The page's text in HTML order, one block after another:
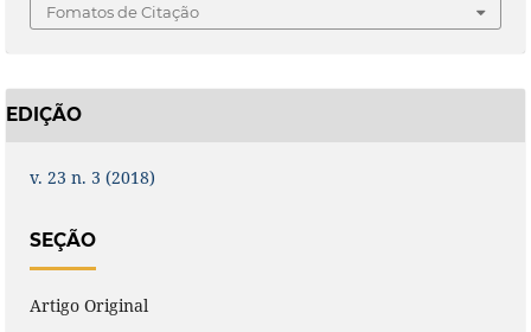
Fomatos de Citação
EDIÇÃO
v. 23 n. 3 (2018)
SEÇÃO
Artigo Original